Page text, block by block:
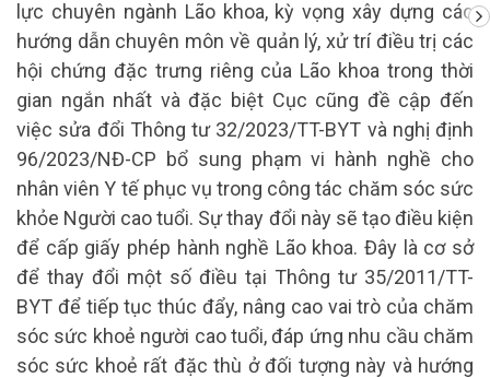
lực chuyên ngành Lão khoa, kỳ vọng xây dựng các
hướng dẫn chuyên môn về quản lý, xử trí điều trị các
hội chứng đặc trưng riêng của Lão khoa trong thời
gian ngắn nhất và đặc biệt Cục cũng đề cập đến
việc sửa đổi Thông tư 32/2023/TT-BYT và nghị định
96/2023/NĐ-CP bổ sung phạm vi hành nghề cho
nhân viên Y tế phục vụ trong công tác chăm sóc sức
khỏe Người cao tuổi. Sự thay đổi này sẽ tạo điều kiện
để cấp giấy phép hành nghề Lão khoa. Đây là cơ sở
để thay đổi một số điều tại Thông tư 35/2011/TT-
BYT để tiếp tục thúc đẩy, nâng cao vai trò của chăm
sóc sức khoẻ người cao tuổi, đáp ứng nhu cầu chăm
sóc sức khoẻ rất đặc thù ở đối tượng này và hướng